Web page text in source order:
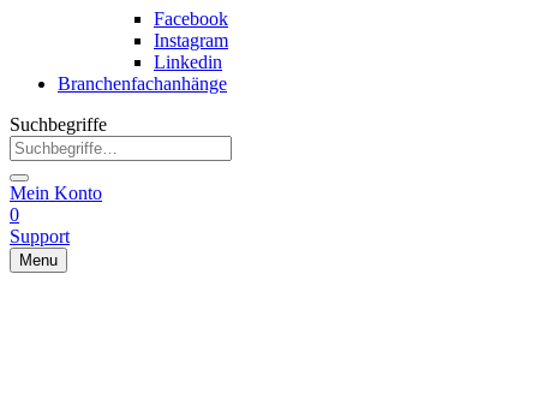
Facebook
Instagram
Linkedin
Branchenfachanhänge
Suchbegriffe
Mein Konto
0
Support
Menu